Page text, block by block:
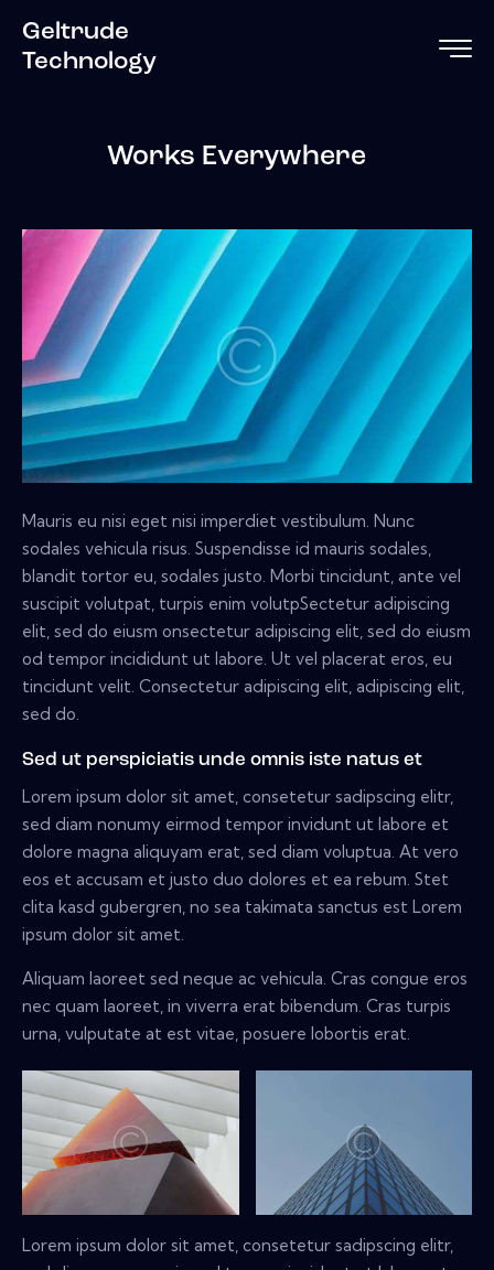
Geltrude
Technology
Works Everywhere
Mauris eu nisi eget nisi imperdiet vestibulum. Nunc
sodales vehicula risus. Suspendisse id mauris sodales,
blandit tortor eu, sodales justo. Morbi tincidunt, ante vel
suscipit volutpat, turpis enim volutpSectetur adipiscing
elit, sed do eiusm onsectetur adipiscing elit, sed do eiusm
od tempor incididunt ut labore. Ut vel placerat eros, eu
tincidunt velit. Consectetur adipiscing elit, adipiscing elit,
sed do.
Sed ut perspiciatis unde omnis iste natus et
Lorem ipsum dolor sit amet, consetetur sadipscing elitr,
sed diam nonumy eirmod tempor invidunt ut labore et
dolore magna aliquyam erat, sed diam voluptua. At vero
eos et accusam et justo duo dolores et ea rebum. Stet
clita kasd gubergren, no sea takimata sanctus est Lorem
ipsum dolor sit amet.
Aliquam laoreet sed neque ac vehicula. Cras congue eros
nec quam laoreet, in viverra erat bibendum. Cras turpis
urna, vulputate at est vitae, posuere lobortis erat.
Lorem ipsum dolor sit amet, consetetur sadipscing elitr,